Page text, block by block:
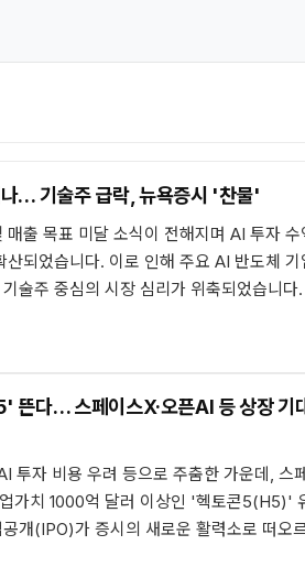
… 기술주 급락, 뉴욕증시 '찬물'
출 목표 미달 소식이 전해지며 AI 투자 수
산되었습니다. 이로 인해 주요 AI 반도체 기
술주 중심의 시장 심리가 위축되었습니다.
다… 스페이스X·오픈AI 등 상장 기
투자 비용 우려 등으로 주춤한 가운데, 스
가치 1000억 달러 이상인 '헥토콘5(H5)'
개(IPO)가 증시의 새로운 활력소로 떠오